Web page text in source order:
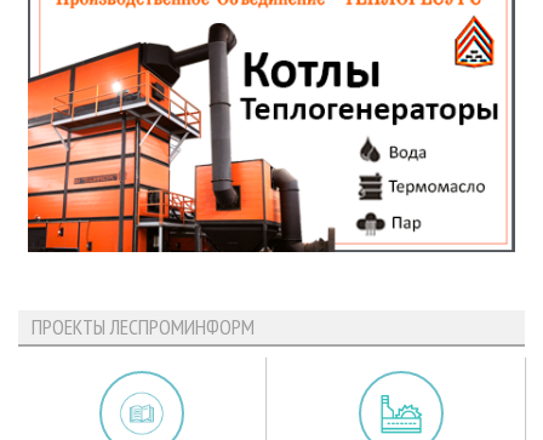
ПРОЕКТЫ ЛЕСПРОМИНФОРМ